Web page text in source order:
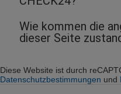
Wie kommen die
dieser Seite
Diese Website ist durch
Datenschutzbestimmungen und